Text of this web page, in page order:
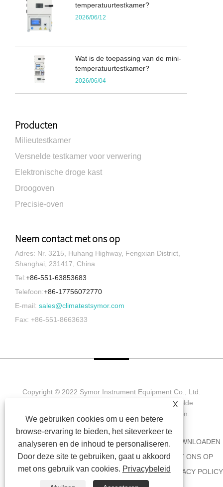
temperatuurtestkamer?
2026/06/12
Wat is de toepassing van de mini-
temperatuurtestkamer?
2026/06/04
Producten
Milieutestkamer
Versnelde testkamer voor verwering
Elektronische droge kast
Droogoven
Precisie-oven
Neem contact met ons op
Adres: Nr. 3215, Huhang Highway, Fengxian District,
Shanghai, 231417, China
Tel:+86-551-63853683
Telefoon:+86-17756072770
E-mail: sales@climatestsymor.com
Fax: +86-551-8663633
Copyright © 2022 Symor Instrument Equipment Co., Ltd.
Milieutestkamer, elektronische droogkast, versnelde
verweringstestkamer. Alle rechten voorbehouden.
HUIS OVER ONS PRODUCTEN NIEUWS
DOWNLOADEN
AANVRAAG VERZENDEN
NEEM CONTACT MET ONS OP
KOPPELINGEN
SITEMAP RSS XML PRIVACY POLICY
X
We gebruiken cookies om u een betere
browse-ervaring te bieden, het siteverkeer te
analyseren en de inhoud te personaliseren.
Door deze site te gebruiken, gaat u akkoord
met ons gebruik van cookies. Privacybeleid